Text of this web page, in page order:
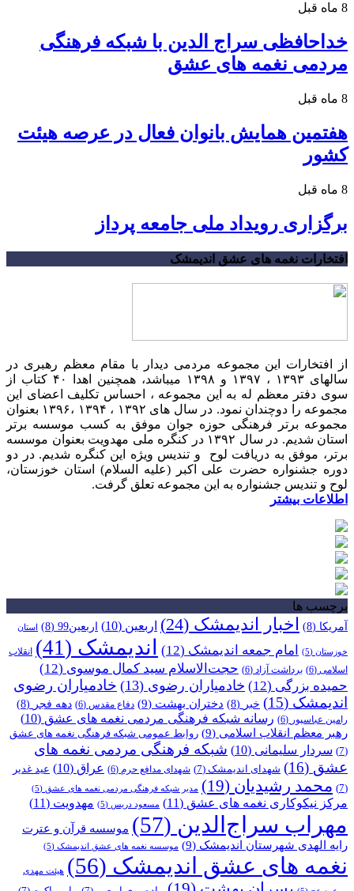
8 ماه قبل
خداحافظی سراج الدین با شبکه فرهنگی
مردمی نغمه های عشق
8 ماه قبل
هفتمین همایش بانوان فعال در عرصه‌ هیئت
کشور
8 ماه قبل
برگزاری رویداد ملی جامعه پرداز
افتخارات نغمه های عشق اندیمشک
از افتخارات این مجموعه مردمی دیدار با مقام معظم رهبری در
سالهای ۱۳۹۳ ، ۱۳۹۷ و ۱۳۹۸ میباشد، همچنین اهدا ۴۰ کتاب از
سوی دفتر معظم له به این مجموعه ، احساس تکلیف اعضای این
مجموعه را دوچندان نمود. در سال های ۱۳۹۲ ، ۱۳۹۴ ،۱۳۹۶ بعنوان
مجموعه برتر فرهنگی حوزه جوان موفق به کسب موسسه برتر
استان شدیم. در سال ۱۳۹۲ در کنگره ملی مهدویت بعنوان موسسه
برتر، موفق به دریافت لوح و تندیس ویژه این کنگره شدیم. در دو
دوره جشنواره حضرت علی اکبر (علیه السلام) استان خوزستان،
لوح و تندیس جشنواره به این مجموعه تعلق گرفت.
اطلاعات بیشتر
برچسب ها
آمریکا (8) اخبار اندیمشک (24) اربعین (10) اربعین99 (8) استان
خوزستان (5) امام جمعه اندیمشک (12) اندیمشک (41)
انقلاب
اسلامی (6) برداشت آزاد (6) حجت‌الاسلام سید کمال موسوی (12)
حمیده بزرگی (12) خادمیاران رضوی (13)
خادمیاران رضوی
اندیمشک (15) خبر (8) دختران بهشت (9) دفاع مقدس (6) دهه فجر (8)
رامین عباسپور (6) رسانه شبکه فرهنگی مردمی نغمه های عشق (10)
رهبر معظم انقلاب اسلامی (9)
روابط عمومی شبکه فرهنگی نغمه های عشق
(7)
سردار سلیمانی (10)
شبکه فرهنگی مردمی نغمه های
عشق (16) شهدای اندیمشک (7) شهدای مدافع حرم (6) عراق (10)
عید غدیر
(7)
محمد رشیدیان (19) مدیر شبکه فرهنگی مردمی نغمه های عشق (5)
مرکز نیکوکاری نغمه های عشق (11) مسعود دریس (5) مهدویت (11)
مهراب سراج‌الدین (57)
موسسه قرآن و عترت
رایه الهدی شهرستان اندیمشک (9) موسسه نغمه های عشق اندیمشک (5)
نغمه های عشق اندیمشک (56) هیئت مهدی